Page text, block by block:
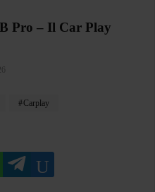
Pro – Il Car Play
Carplay